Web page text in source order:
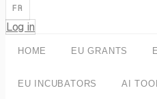
FR
Log in
HOME EU GRANTS
EU INCUBATORS AI